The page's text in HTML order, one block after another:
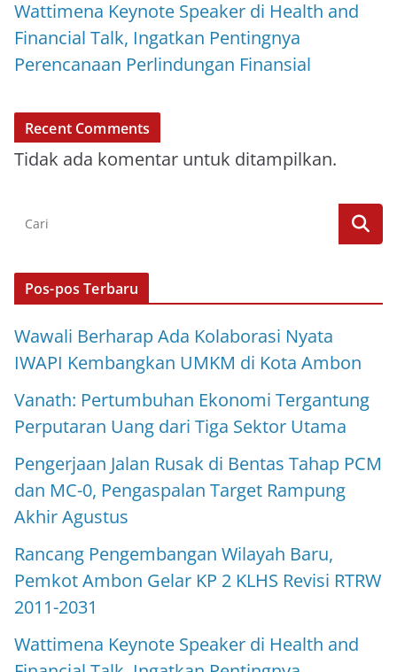
Wattimena Keynote Speaker di Health and
Financial Talk, Ingatkan Pentingnya
Perencanaan Perlindungan Finansial
Recent Comments
Tidak ada komentar untuk ditampilkan.
Pos-pos Terbaru
Wawali Berharap Ada Kolaborasi Nyata
IWAPI Kembangkan UMKM di Kota Ambon
Vanath: Pertumbuhan Ekonomi Tergantung
Perputaran Uang dari Tiga Sektor Utama
Pengerjaan Jalan Rusak di Bentas Tahap PCM
dan MC-0, Pengaspalan Target Rampung
Akhir Agustus
Rancang Pengembangan Wilayah Baru,
Pemkot Ambon Gelar KP 2 KLHS Revisi RTRW
2011-2031
Wattimena Keynote Speaker di Health and